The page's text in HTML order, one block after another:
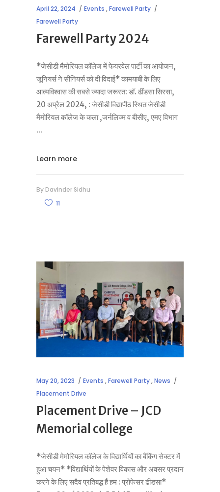
April 22, 2024 Events ,Farewell Party
Farewell Party
Farewell Party 2024
*जेसीडी मैमोरियल कॉलेज में फेयरवेल पार्टी का आयोजन,
जूनियर्स ने सीनियर्स को दी विदाई* कामयाबी के लिए
आत्मविश्वास की सबसे ज्यादा जरूरत: डॉ. ढींडसा सिरसा,
20 अप्रैल 2024, : जेसीडी विद्यापीठ स्थित जेसीडी
मैमोरियल कॉलेज के कला ,जर्नलिज्म व बीसीए, एमए विभाग
Learn more
By Davinder Sidhu
11
May 20, 2023 Events ,Farewell Party,News
Placement Drive
Placement Drive – JCD
Memorial college
*जेसीडी मेमोरियल कॉलेज के विद्यार्थियों का बैंकिंग सेक्टर में
हुआ चयन* *विद्यार्थियों के पेशेवर विकास और अवसर प्रदान
करने के लिए सदैव प्रतिबद्ध हैं हम : प्रोफेसर ढींडसा*